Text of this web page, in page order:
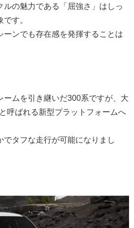
ルの魅力である「屈強さ」はしっ
す。
ーンでも存在感を発揮することは
ームを引き継いだ300系ですが、大
呼ばれる新型プラットフォームへ
でタフな走行が可能になりまし